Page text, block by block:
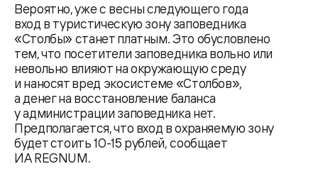
Вероятно, уже с весны следующего года
вход в туристическую зону заповедника
«Столбы» станет платным. Это обусловлено
тем, что посетители заповедника вольно или
невольно влияют на окружающую среду
и наносят вред экосистеме «Столбов»,
а денег на восстановление баланса
у администрации заповедника нет.
Предполагается, что вход в охраняемую зону
будет стоить 10-15 рублей, сообщает
ИА REGNUM.